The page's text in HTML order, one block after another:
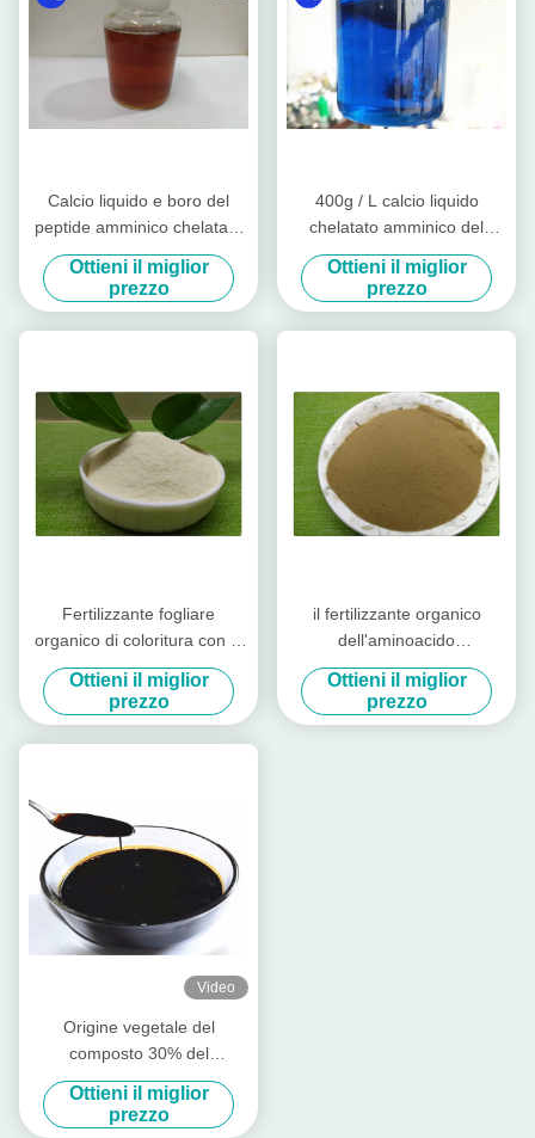
Calcio liquido e boro del
peptide amminico chelatato
fertilizzante solubile in acqua
della carrozza di AAL
Ottieni il miglior
prezzo
400g / L calcio liquido
chelatato amminico del
fertilizzante organico
dell'aminoacido con boro
Ottieni il miglior
prezzo
Fertilizzante fogliare
organico di coloritura con la
fenilalanina dell'aminoacido
e la L - metionina
Ottieni il miglior
prezzo
il fertilizzante organico
dell'aminoacido
dell'imballaggio 20kg,
aminoacido ha chelatato la
polvere degli oligoelementi
Ottieni il miglior
prezzo
Video
Origine vegetale del
composto 30% del
fertilizzante organico
dell'aminoacido dalla
verdura
Ottieni il miglior
prezzo